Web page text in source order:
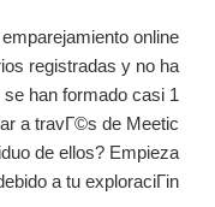
online
registradas y no ha
han formado casi 1
a travГ©s de Meetic
de ellos? Empieza
a tu exploraciГіn!